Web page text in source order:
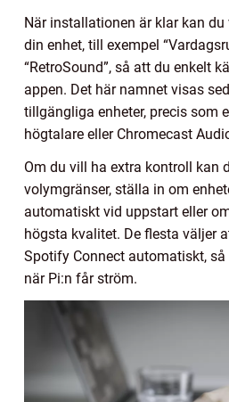
När installationen är klar kan
din enhet, till exempel
“RetroSound”, så att du enkelt
appen. Det här namnet visas
tillgängliga enheter, precis som
högtalare eller Chromecast
Om du vill ha extra kontroll kan
volymgränser, ställa in om
automatiskt vid uppstart eller
högsta kvalitet. De flesta väljer
Spotify Connect automatiskt,
när Pi:n får ström.